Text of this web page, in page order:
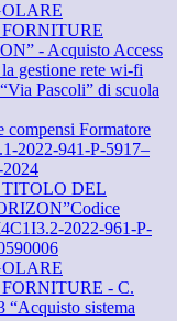
- Acquisto Access
gestione rete wi-fi
Pascoli” di scuola
compensi Formatore
2022-941-P-5917–
DEL
2022-961-P-
- C.
“Acquisto sistema